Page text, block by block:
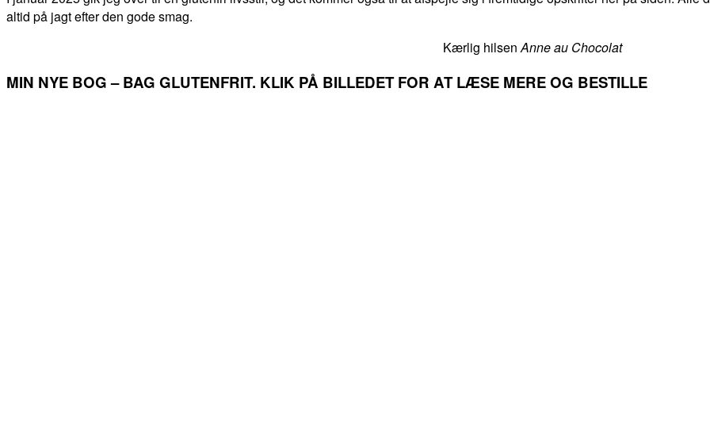
altid på jagt efter den gode smag.
Kærlig hilsenAnne au Chocolat
MIN NYE BOG – BAG GLUTENFRIT. KLIK PÅ BILLEDET FOR AT LÆSE MERE OG BESTILLE